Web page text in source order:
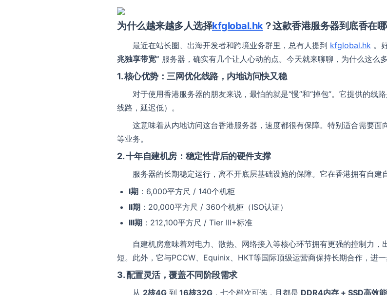
为什么越来越多人选择kfglobal.hk？这款香港服务器到底香在
最近在站长圈、出海开发者和跨境业务群里，总有人提到 kfglobal.hk 。
兆独享带宽” 服务器，确实有几个让人心动的点。今天就来聊聊，为什么这么多
1. 核心优势：三网优化线路，内地访问快又稳
对于使用香港服务器的朋友来说，最怕的就是“慢”和“掉包”。它提供的线
线路，延迟低）。
这意味着从内地访问这台香港服务器，速度都很有保障。特别适合需要
等业务。
2. 十年自建机房：稳定性背后的硬件支撑
服务器的长期稳定运行，离不开底层基础设施的保障。它在香港拥有自建
I期 ：6,000平方尺 / 140个机柜
II期 ：20,000平方尺 / 360个机柜（ISO认证）
III期 ：212,100平方尺 / Tier III+标准
自建机房意味着对电力、散热、网络接入等核心环节拥有更强的控制力
短。此外，它与PCCW、Equinix、HKT等国际顶级运营商保持长期合作，进一
3. 配置灵活，覆盖不同阶段需求
从 2核4G 到 16核32G ，七个档次可选，且都是 DDR4内存 + SSD高效